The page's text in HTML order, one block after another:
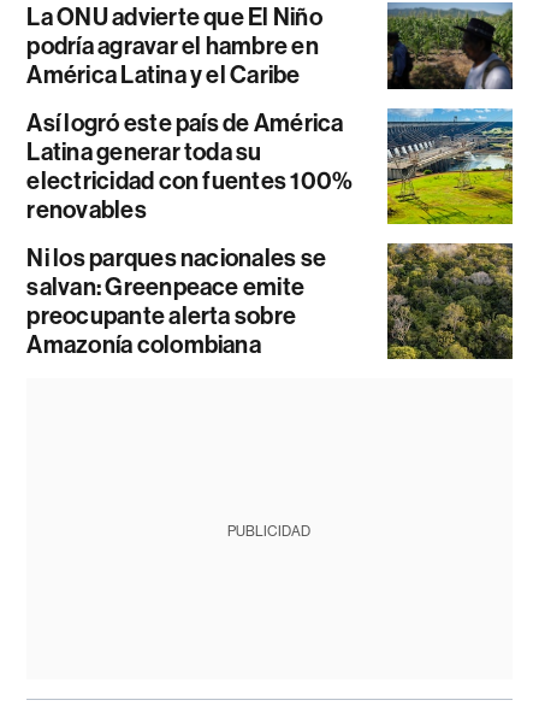
La ONU advierte que El Niño
podría agravar el hambre en
América Latina y el Caribe
Así logró este país de América
Latina generar toda su
electricidad con fuentes 100%
renovables
Ni los parques nacionales se
salvan: Greenpeace emite
preocupante alerta sobre
Amazonía colombiana
PUBLICIDAD